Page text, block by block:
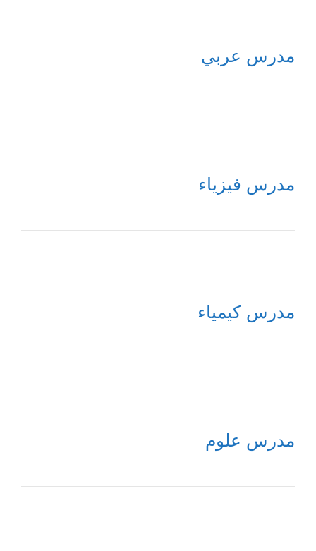
مدرس عربي
مدرس فيزياء
مدرس كيمياء
مدرس علوم